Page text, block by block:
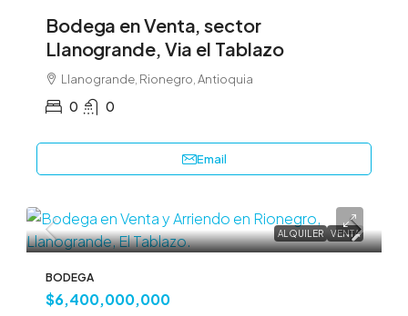
Bodega en Venta, sector
Llanogrande, Via el Tablazo
Llanogrande, Rionegro, Antioquia
0 0
Email
ALQUILER VENTA
BODEGA
$6,400,000,000